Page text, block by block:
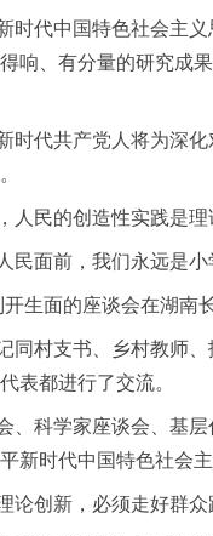
代中国特色社会主义
响、有分量的研究成
代共产党人将为深化
民的创造性实践是理
面前，我们永远是小
生面的座谈会在湖南
村支书、乡村教师、
表都进行了交流。
科学家座谈会、基层
时代中国特色社会
创新，必须走好群众